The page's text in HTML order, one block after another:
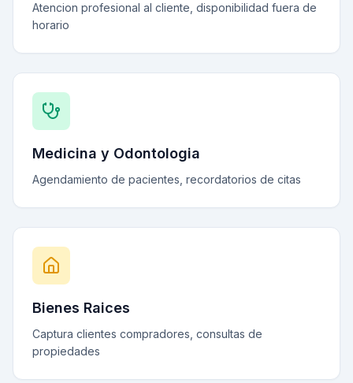
Atencion profesional al cliente, disponibilidad fuera de
horario
Medicina y Odontologia
Agendamiento de pacientes, recordatorios de citas
Bienes Raices
Captura clientes compradores, consultas de
propiedades